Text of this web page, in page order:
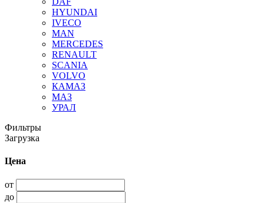
HYUNDAI
IVECO
MAN
MERCEDES
RENAULT
SCANIA
VOLVO
КАМАЗ
МАЗ
УРАЛ
Фильтры
Загрузка
Цена
от
до